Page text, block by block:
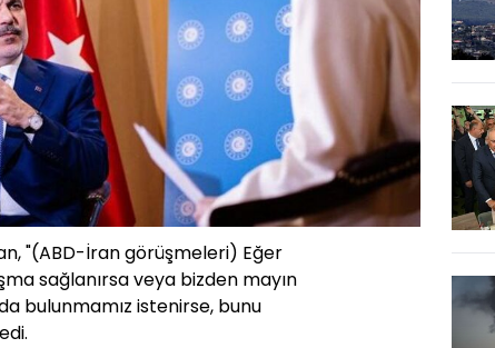
"(ABD-İran görüşmeleri) Eğer
sağlanırsa veya bizden mayın
bulunmamız istenirse, bunu